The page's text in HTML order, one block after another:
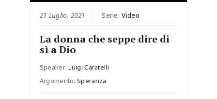
21 Luglio, 2021 Serie:Video
La donna che seppe dire di
sì a Dio
Speaker:Luigi Caratelli
Argomento:Speranza